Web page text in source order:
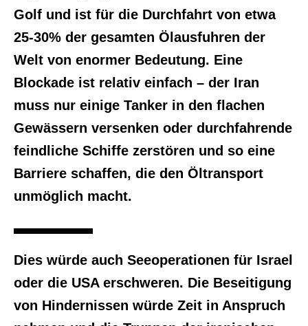
Golf und ist für die Durchfahrt von etwa
25-30% der gesamten Ölausfuhren der
Welt von enormer Bedeutung. Eine
Blockade ist relativ einfach – der Iran
muss nur einige Tanker in den flachen
Gewässern versenken oder durchfahrende
feindliche Schiffe zerstören und so eine
Barriere schaffen, die den Öltransport
unmöglich macht.
Dies würde auch Seeoperationen für Israel
oder die USA erschweren. Die Beseitigung
von Hindernissen würde Zeit in Anspruch